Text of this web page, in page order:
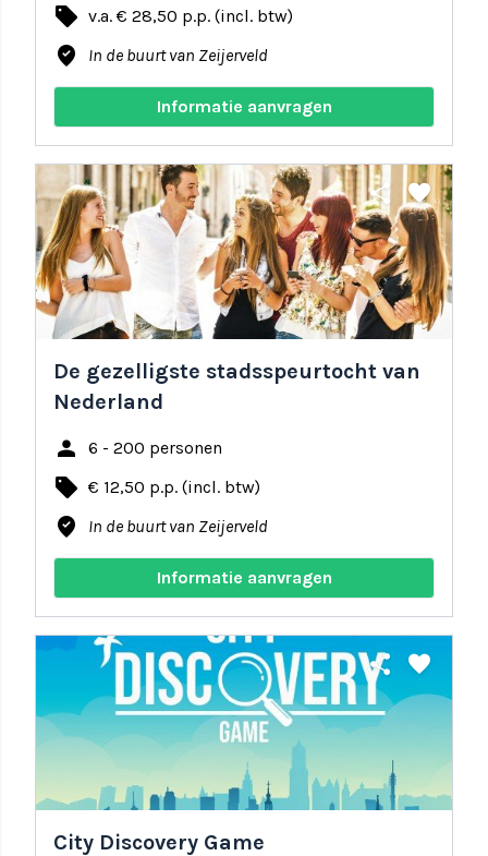
local_offer v.a. € 28,50 p.p. (incl. btw)
where_to_vote In de buurt van Zeijerveld
Informatie aanvragen
share favorite
De gezelligste stadsspeurtocht van
Nederland
person 6 - 200 personen
local_offer € 12,50 p.p. (incl. btw)
where_to_vote In de buurt van Zeijerveld
Informatie aanvragen
share favorite
City Discovery Game